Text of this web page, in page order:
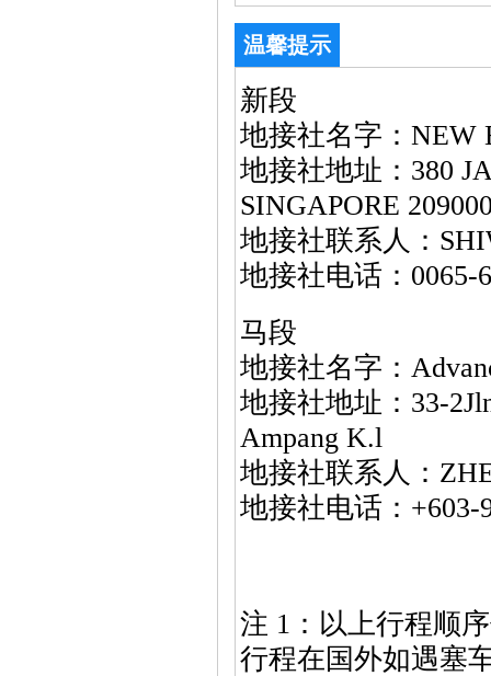
温馨提示
新段
地接社名字：NEW
地接社地址：380
SINGAPORE
地接社联系人：
地接社电话：0065-
马段
地接社名字：
地接社地址：33-
Ampang K.l
地接社联系人：
地接社电话：+603-
注 1：以上行程顺
行程在国外如遇塞